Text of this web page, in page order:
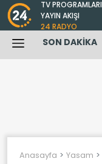
TV PROGRAMLARI
YAYIN AKIŞI
24 RADYO
SON DAKİKA
Anasayfa Yasam